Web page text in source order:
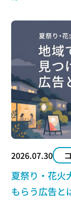
2026.07.30
夏祭り・花火
もらう広告と